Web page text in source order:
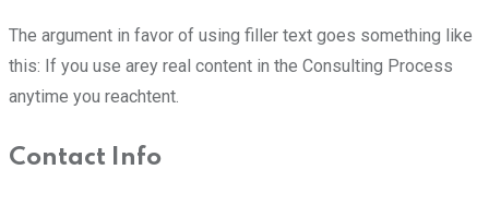
The argument in favor of using filler text goes something like
this: If you use arey real content in the Consulting Process
anytime you reachtent.
Contact Info